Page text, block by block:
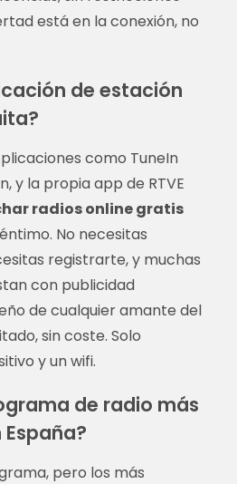
está en la conexión, no
de estación
como TuneIn
y la propia app de RTVE
radios online gratis
No necesitas
registrarte, y muchas
con publicidad
de cualquier amante del
sin coste. Solo
y un wifi.
de radio más
pero los más